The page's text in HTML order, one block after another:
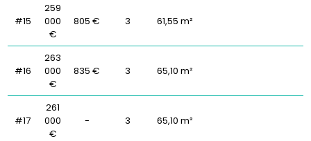
#15
259
000
€
805 € 3 61,55 m²
#16
263
000
€
835 € 3 65,10 m²
#17
261
000
€
- 3 65,10 m²